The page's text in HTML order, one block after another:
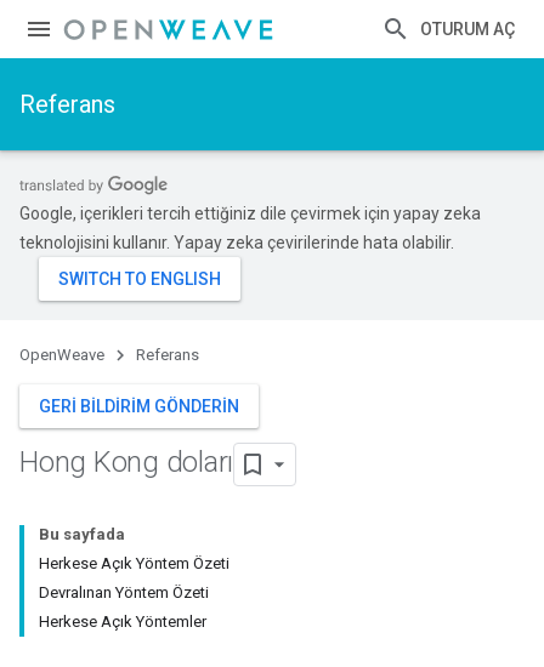
OTURUM AÇ
Referans
Google, içerikleri tercih ettiğiniz dile çevirmek için yapay zeka
teknolojisini kullanır. Yapay zeka çevirilerinde hata olabilir.
OpenWeave Referans
GERI BILDIRIM GÖNDERIN
Hong Kong doları
Bu sayfada
Herkese Açık Yöntem Özeti
Devralınan Yöntem Özeti
Herkese Açık Yöntemler